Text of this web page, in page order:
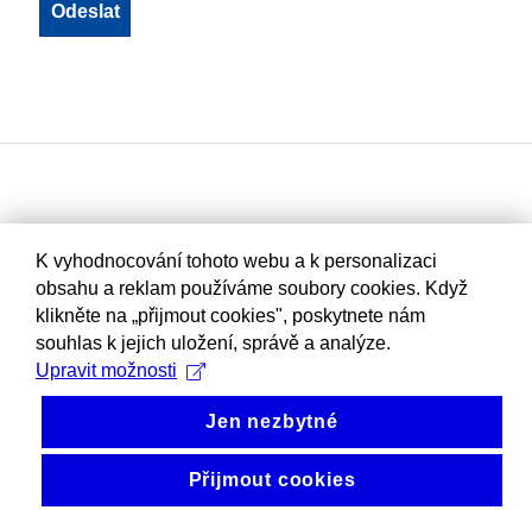
K vyhodnocování tohoto webu a k personalizaci
obsahu a reklam používáme soubory cookies. Když
klikněte na „přijmout cookies", poskytnete nám
souhlas k jejich uložení, správě a analýze.
Upravit možnosti
Jen nezbytné
Přijmout cookies